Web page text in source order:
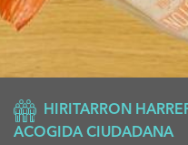
HIRITARRON
ACOGIDA CIUDADANA